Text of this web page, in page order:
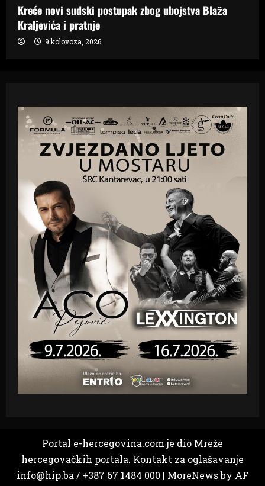
Kreće novi sudski postupak zbog ubojstva Blaža
Kraljevića i pratnje
9 kolovoza, 2026
Portal e-hercegovina.com je dio Mreže
hercegovačkih portala. Kontakt za oglašavanje
info@hip.ba / +387 67 1484 000 | MoreNewsby AF